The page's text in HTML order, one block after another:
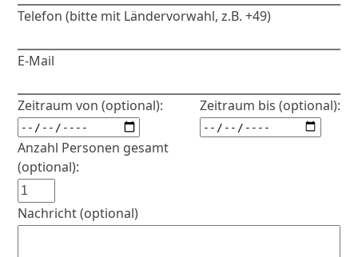
Telefon (bitte mit Ländervorwahl, z.B. +49)
E-Mail
Zeitraum von (optional):
Anzahl Personen gesamt
(optional):
Zeitraum bis (optional):
Nachricht (optional)